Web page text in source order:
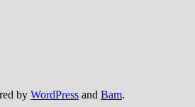
by WordPress and Bam.